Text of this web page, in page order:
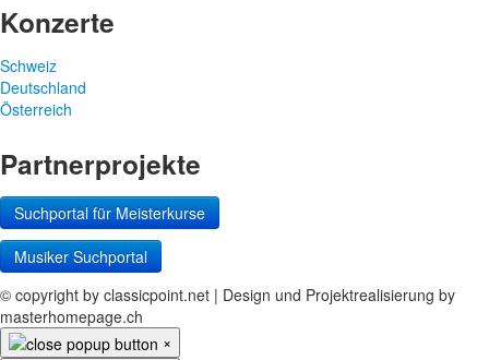
Konzerte
Schweiz
Deutschland
Österreich
Partnerprojekte
Suchportal für Meisterkurse
Musiker Suchportal
© copyright by classicpoint.net | Design und Projektrealisierung by
masterhomepage.ch
×